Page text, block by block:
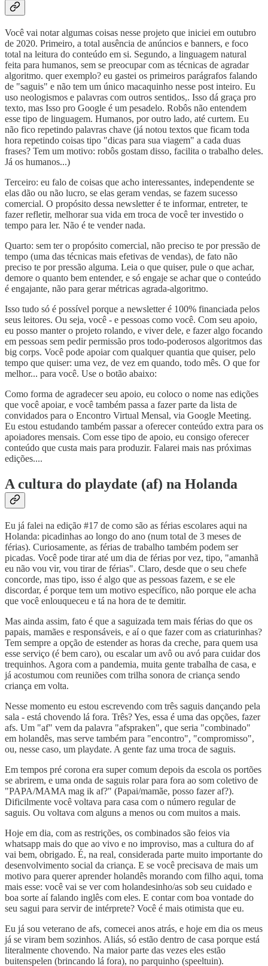
Você vai notar algumas coisas nesse projeto que iniciei em outubro
de 2020. Primeiro, a total ausência de anúncios e banners, e foco
total na leitura do conteúdo em si. Segundo, a linguagem natural
feita para humanos, sem se preocupar com as técnicas de agradar
algoritmo. quer exemplo? eu gastei os primeiros parágrafos falando
de "saguis" e não tem um único macaquinho nesse post inteiro. Eu
uso neologismos e palavras com outros sentidos,. Isso dá graça pro
texto, mas Isso pro Google é um pesadelo. Robôs não entendem
esse tipo de linguagem. Humanos, por outro lado, até curtem. Eu
não fico repetindo palavras chave (já notou textos que ficam toda
hora repetindo coisas tipo "dicas para sua viagem" a cada duas
frases? Tem um motivo: robôs gostam disso, facilita o trabalho deles.
Já os humanos...)
Terceiro: eu falo de coisas que acho interessantes, independente se
elas dão ou não lucro, se elas geram vendas, se fazem sucesso
comercial. O propósito dessa newsletter é te informar, entreter, te
fazer refletir, melhorar sua vida em troca de você ter investido o
tempo para ler. Não é te vender nada.
Quarto: sem ter o propósito comercial, não preciso te por pressão de
tempo (uma das técnicas mais efetivas de vendas), de fato não
preciso te por pressão alguma. Leia o que quiser, pule o que achar,
demore o quanto bem entender, e só engaje se achar que o conteúdo
é engajante, não para gerar métricas agrada-algoritmo.
Isso tudo só é possível porque a newsletter é 100% financiada pelos
seus leitores. Ou seja, você - e pessoas como você. Com seu apoio,
eu posso manter o projeto rolando, e viver dele, e fazer algo focando
em pessoas sem pedir permissão pros todo-poderosos algoritmos das
big corps. Você pode apoiar com qualquer quantia que quiser, pelo
tempo que quiser: uma vez, de vez em quando, todo mês. O que for
melhor... para você. Use o botão abaixo:
Como forma de agradecer seu apoio, eu coloco o nome nas edições
que você apoiar, e você também passa a fazer parte da lista de
convidados para o Encontro Virtual Mensal, via Google Meeting.
Eu estou estudando também passar a oferecer conteúdo extra para os
apoiadores mensais. Com esse tipo de apoio, eu consigo oferecer
conteúdo que custa mais para produzir. Falarei mais nas próximas
edições....
A cultura do playdate (af) na Holanda
Eu já falei na edição #17 de como são as férias escolares aqui na
Holanda: picadinhas ao longo do ano (num total de 3 meses de
férias). Curiosamente, as férias de trabalho também podem ser
picadas. Você pode tirar até um dia de férias por vez, tipo, "amanhã
eu não vou vir, vou tirar de férias". Claro, desde que o seu chefe
concorde, mas tipo, isso é algo que as pessoas fazem, e se ele
discordar, é porque tem um motivo específico, não porque ele acha
que você enlouqueceu e tá na hora de te demitir.
Mas ainda assim, fato é que a saguizada tem mais férias do que os
papais, mamães e responsáveis, e aí o que fazer com as criaturinhas?
Tem sempre a opção de estender as horas da creche, para quem usa
esse serviço (é bem caro), ou escalar um avô ou avó para cuidar dos
trequinhos. Agora com a pandemia, muita gente trabalha de casa, e
já acostumou com reuniões com trilha sonora de criança sendo
criança em volta.
Nesse momento eu estou escrevendo com três saguis dançando pela
sala - está chovendo lá fora. Três? Yes, essa é uma das opções, fazer
afs. Um "af" vem da palavra "afspraken", que seria "combinado"
em holandês, mas serve também para "encontro", "compromisso",
ou, nesse caso, um playdate. A gente faz uma troca de saguis.
Em tempos pré corona era super comum depois da escola os portões
se abrirem, e uma onda de saguis rolar para fora ao som coletivo de
"PAPA/MAMA mag ik af?" (Papai/mamãe, posso fazer af?).
Dificilmente você voltava para casa com o número regular de
saguis. Ou voltava com alguns a menos ou com muitos a mais.
Hoje em dia, com as restrições, os combinados são feios via
whatsapp mais do que ao vivo e no improviso, mas a cultura do af
vai bem, obrigado. É, na real, considerada parte muito importante do
desenvolvimento social da criança. E se você precisava de mais um
motivo para querer aprender holandês morando com filho aqui, toma
mais esse: você vai se ver com holandesinho/as sob seu cuidado e
boa sorte aí falando inglês com eles. E contar com boa vontade do
seu sagui para servir de intérprete? Você é mais otimista que eu.
Eu já sou veterano de afs, comecei anos atrás, e hoje em dia os meus
já se viram bem sozinhos. Aliás, só estão dentro de casa porque está
literalmente chovendo. Na maior parte das vezes eles estão
buitenspelen (brincando lá fora), no parquinho (speeltuin).